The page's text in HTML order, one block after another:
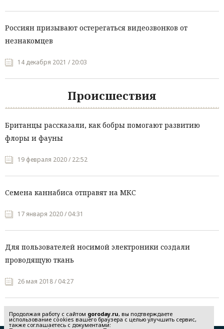
Россиян призывают остерегаться видеозвонков от
незнакомцев
14 декабря 2021 / 20:03
Происшествия
Британцы рассказали, как бобры помогают развитию
флоры и фауны
19 февраля 2020 / 22:52
Семена каннабиса отправят на МКС
17 января 2020 / 04:31
Для пользователей носимой электроники создали
проводящую ткань
26 мая 2018 / 04:27
Продолжая работу с сайтом goroday.ru, вы подтверждаете
использование cookies вашего браузера с целью улучшить сервис,
также соглашаетесь с документами: